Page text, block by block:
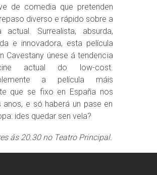
de comedia que pretenden
diverso e rápido sobre a
actual. Surrealista, absurda,
e innovadora, esta película
Cavestany únese á tendencia
actual do low-cost.
a película máis
que se fixo en España nos
anos, e só haberá un pase en
ides quedar sen vela?
ás 20.30 no Teatro Principal.